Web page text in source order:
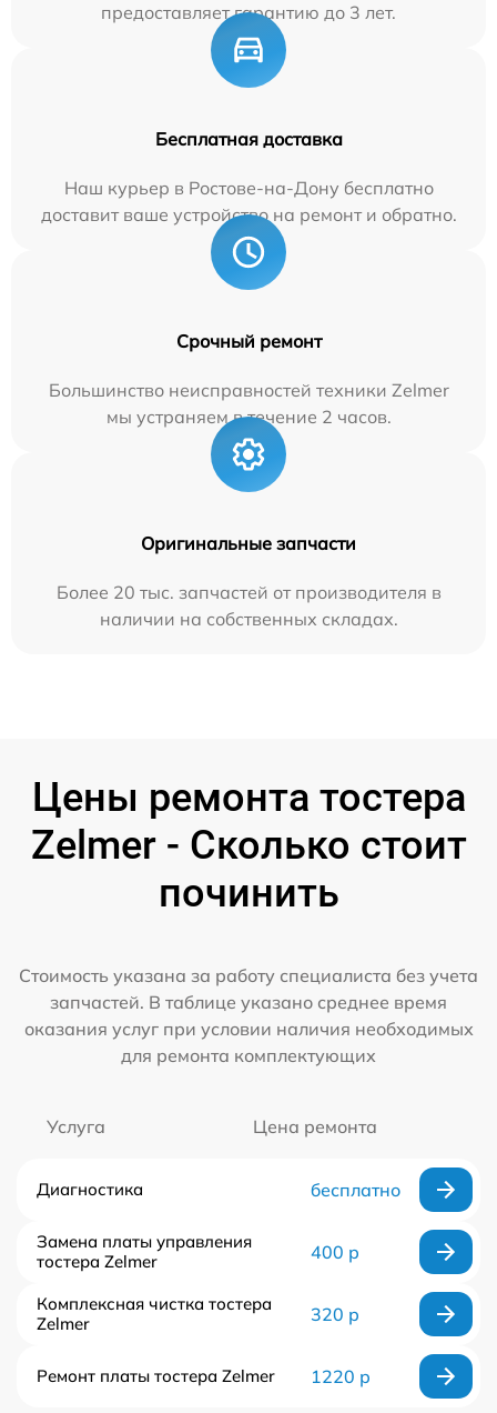
предоставляет гарантию до 3 лет.
Бесплатная доставка
Наш курьер в Ростове-на-Дону бесплатно
доставит ваше устройство на ремонт и обратно.
Срочный ремонт
Большинство неисправностей техники Zelmer
мы устраняем в течение 2 часов.
Оригинальные запчасти
Более 20 тыс. запчастей от производителя в
наличии на собственных складах.
Цены ремонта тостера
Zelmer - Сколько стоит
починить
Стоимость указана за работу специалиста без учета
запчастей. В таблице указано среднее время
оказания услуг при условии наличия необходимых
для ремонта комплектующих
Услуга Цена ремонта
Диагностика бесплатно
Замена платы управления
тостера Zelmer
400 р
Комплексная чистка тостера
Zelmer
320 р
Ремонт платы тостера Zelmer 1220 р